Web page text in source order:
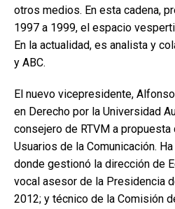
otros medios. En esta cadena,
1997 a 1999, el espacio
En la actualidad, es analista y
y ABC.
El nuevo vicepresidente,
en Derecho por la Universidad
consejero de RTVM a
Usuarios de la Comunicación.
donde gestionó la dirección de
vocal asesor de la Presidencia
2012; y técnico de la Comisión